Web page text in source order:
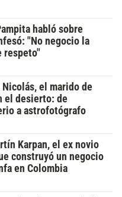
habló sobre
"No negocio la
respeto"
el marido de
el desierto: de
a astrofotógrafo
Karpan, el ex novio
construyó un negocio
en Colombia